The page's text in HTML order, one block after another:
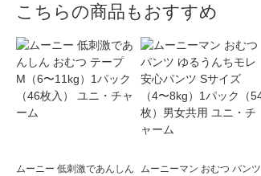
こちらの商品もおすすめ
ムーニー 低刺激であんしん
ムーニーマン おむつ パンツ